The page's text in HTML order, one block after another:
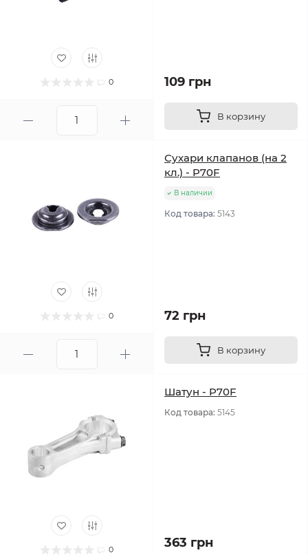
0 109 грн
В корзину
0
Сухари клапанов (на 2
кл.) - P70F
В наличии
Код товара: 5143
72 грн
В корзину
0
Шатун - P70F
Код товара: 5145
363 грн